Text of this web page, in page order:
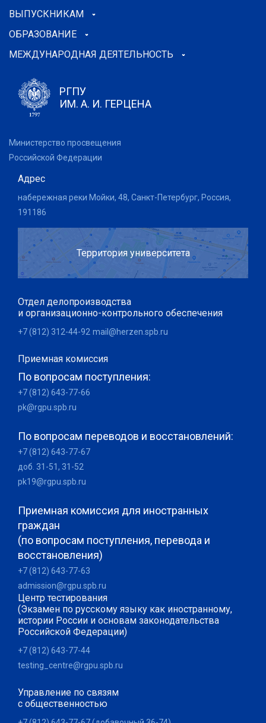
ВЫПУСКНИКАМ
ОБРАЗОВАНИЕ
МЕЖДУНАРОДНАЯ ДЕЯТЕЛЬНОСТЬ
РГПУ
ИМ. А. И. ГЕРЦЕНА
Министерство просвещения
Российской Федерации
Адрес
набережная реки Мойки, 48, Санкт-Петербург, Россия,
191186
Территория университета
Отдел делопроизводства
и организационно-контрольного обеспечения
+7 (812) 312-44-92 mail@herzen.spb.ru
Приемная комиссия
По вопросам поступления:
+7 (812) 643-77-66
pk@rgpu.spb.ru
По вопросам переводов и восстановлений:
+7 (812) 643-77-67
доб. 31-51, 31-52
pk19@rgpu.spb.ru
Приемная комиссия для иностранных
граждан
(по вопросам поступления, перевода и
восстановления)
+7 (812) 643-77-63
admission@rgpu.spb.ru
Центр тестирования
(Экзамен по русскому языку как иностранному,
истории России и основам законодательства
Российской Федерации)
+7 (812) 643-77-44
testing_centre@rgpu.spb.ru
Управление по связям
с общественностью